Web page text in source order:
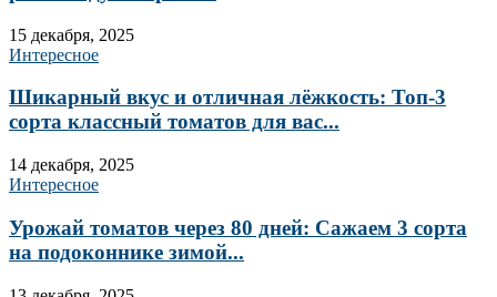
15 декабря, 2025
Интересное
Шикарный вкус и отличная лёжкость: Топ-3
сорта классный томатов для вас...
14 декабря, 2025
Интересное
Урожай томатов через 80 дней: Сажаем 3 сорта
на подоконнике зимой...